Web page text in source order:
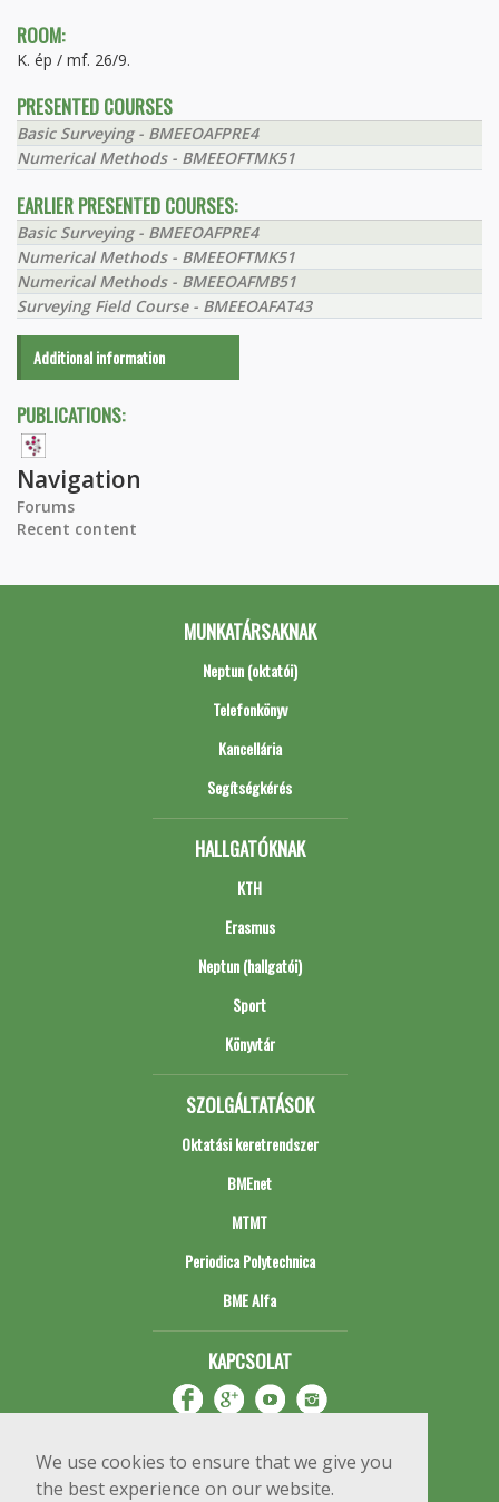
We use cookies to ensure that we give you
the best experience on our website.
ROOM:
K. ép / mf. 26/9.
PRESENTED COURSES
Basic Surveying - BMEEOAFPRE4
Numerical Methods - BMEEOFTMK51
EARLIER PRESENTED COURSES:
Basic Surveying - BMEEOAFPRE4
Numerical Methods - BMEEOFTMK51
Numerical Methods - BMEEOAFMB51
Surveying Field Course - BMEEOAFAT43
Additional information
PUBLICATIONS:
Navigation
Forums
Recent content
MUNKATÁRSAKNAK
Neptun (oktatói)
Telefonkönyv
Kancellária
Segítségkérés
HALLGATÓKNAK
KTH
Erasmus
Neptun (hallgatói)
Sport
Könyvtár
SZOLGÁLTATÁSOK
Oktatási keretrendszer
BMEnet
MTMT
Periodica Polytechnica
BME Alfa
KAPCSOLAT